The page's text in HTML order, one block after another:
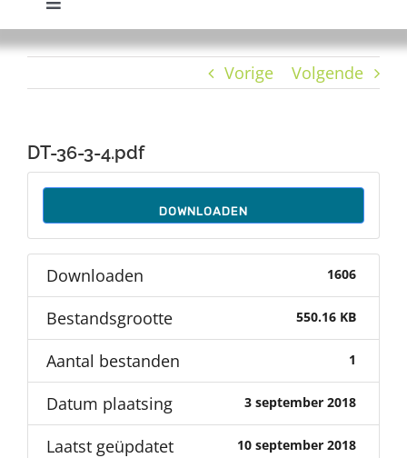
Toggle
Navigation
Home
Auteurs
Over Dth
Contact
Vorige Volgende
DT-36-3-4.pdf
DOWNLOADEN
Downloaden 1606
Bestandsgrootte 550.16 KB
Aantal bestanden 1
Datum plaatsing 3 september 2018
Laatst geüpdatet 10 september 2018